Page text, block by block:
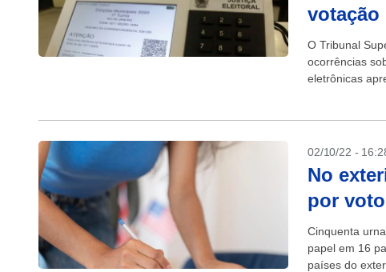
votação
O Tribunal
ocorrências
eletrônicas
02/10/22 -
No
por
Cinquenta
papel em 16
países do